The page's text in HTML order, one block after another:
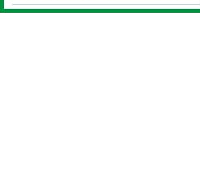
激研究精准检测工具